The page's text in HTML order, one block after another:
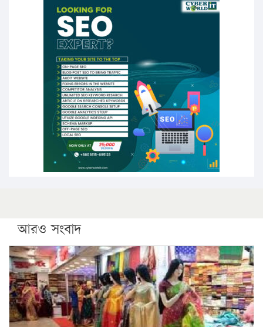
১৭ থেকে ২১ শতাংশ বিদ্যুতের দাম বাড়ানোর প্রস্তাব পিডিবির
১৬ মে চাঁদপুর ও ২৫ মে ফেনী সফরে যাবেন প্রধানমন্ত্রী
উচ্চশিক্ষায় গৌরবময় অর্জন: পূর্ণ স্কলারশিপে যুক্তরাষ্ট্রে
পিএইচডি করছেন কুয়েটের কৃতি…
সারা দেশে বজ্রাঘাতে ১৪ জনের প্রাণহানি
কঠোর হচ্ছে এসএসসি ও এইচএসসি পরীক্ষা
ফরিদগঞ্জে আগুনে পুড়লো ৬ ব্যবসা প্রতিষ্ঠান
আরও সংবাদ